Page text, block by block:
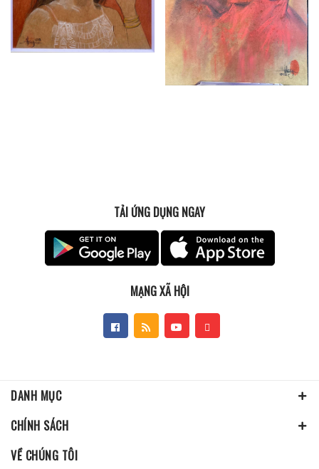
TẢI ỨNG DỤNG NGAY
MẠNG XÃ HỘI
DANH MỤC
CHÍNH SÁCH
VỀ CHÚNG TÔI